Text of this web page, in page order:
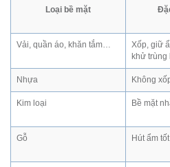
Loại bề mặt
Vải, quần áo, khăn tắm…
Xốp, giữ
khử trùng
Nhựa Không
Kim loại Bề mặt
Gỗ Hút ẩm tốt